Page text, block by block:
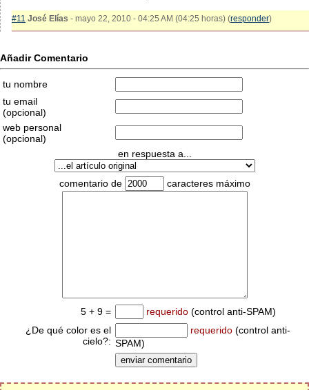
#11 José Elías - mayo 22, 2010 - 04:25 AM (04:25 horas) (responder)
Añadir Comentario
tu nombre
tu email
(opcional)
web personal
(opcional)
en respuesta a...
comentario de caracteres máximo
5 + 9 = requerido (control anti-SPAM)
¿De qué color es el
cielo?:
requerido (control anti-
SPAM)